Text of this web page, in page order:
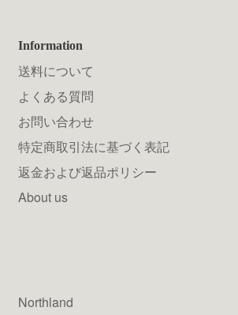
Information
送料について
よくある質問
お問い合わせ
特定商取引法に基づく表記
返金および返品ポリシー
About us
Northland